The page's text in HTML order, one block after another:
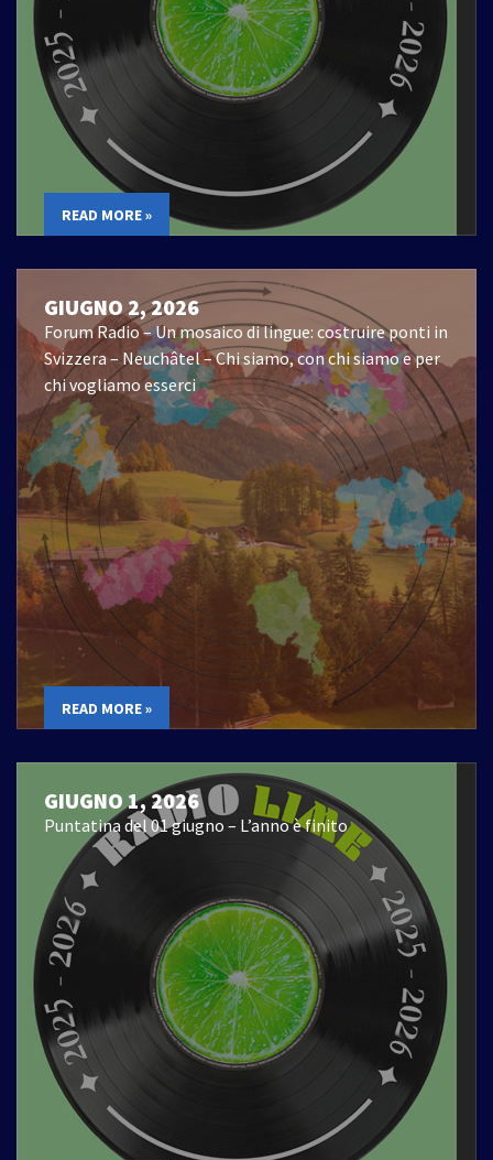
READ MORE »
GIUGNO 2, 2026
Forum Radio – Un mosaico di lingue: costruire ponti in
Svizzera – Neuchâtel – Chi siamo, con chi siamo e per
chi vogliamo esserci
READ MORE »
GIUGNO 1, 2026
Puntatina del 01 giugno – L’anno è finito